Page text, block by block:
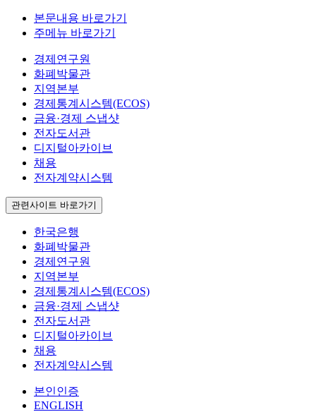
본문내용 바로가기
주메뉴 바로가기
경제연구원
화폐박물관
지역본부
경제통계시스템(ECOS)
금융·경제 스냅샷
전자도서관
디지털아카이브
채용
전자계약시스템
관련사이트 바로가기
한국은행
화폐박물관
경제연구원
지역본부
경제통계시스템(ECOS)
금융·경제 스냅샷
전자도서관
디지털아카이브
채용
전자계약시스템
본인인증
ENGLISH